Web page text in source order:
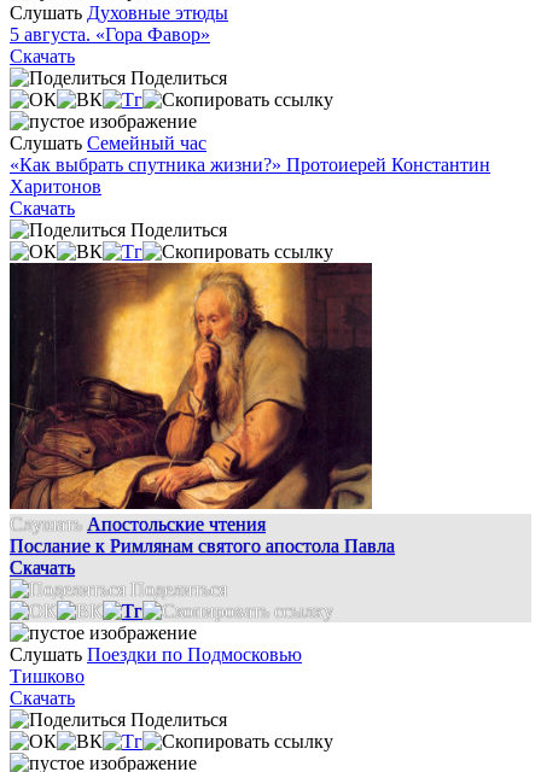
Слушать Духовные этюды
5 августа. «Гора Фавор»
Скачать
Поделиться
Слушать Семейный час
«Как выбрать спутника жизни?» Протоиерей Константин
Харитонов
Скачать
Поделиться
Слушать Апостольские чтения
Послание к Римлянам святого апостола Павла
Скачать
Поделиться
Слушать Поездки по Подмосковью
Тишково
Скачать
Поделиться